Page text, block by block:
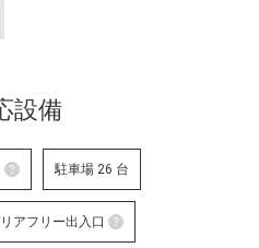
詳細はこちら
詳細はこちら
設備
au SaKuTTO（セルフ端末）
お客さまご自身でお手続き可
駐車場 26 台
アフリー出入口